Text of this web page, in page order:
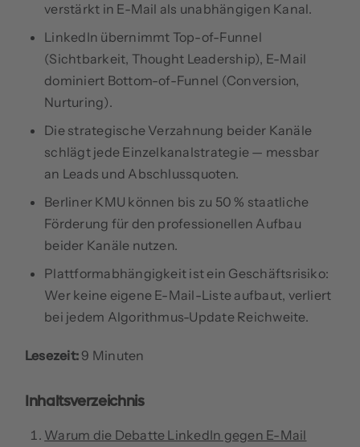
verstärkt in E-Mail als unabhängigen Kanal.
LinkedIn übernimmt Top-of-Funnel
(Sichtbarkeit, Thought Leadership), E-Mail
dominiert Bottom-of-Funnel (Conversion,
Nurturing).
Die strategische Verzahnung beider Kanäle
schlägt jede Einzelkanalstrategie — messbar
an Leads und Abschlussquoten.
Berliner KMU können bis zu 50 % staatliche
Förderung für den professionellen Aufbau
beider Kanäle nutzen.
Plattformabhängigkeit ist ein Geschäftsrisiko:
Wer keine eigene E-Mail-Liste aufbaut, verliert
bei jedem Algorithmus-Update Reichweite.
Lesezeit: 9 Minuten
Inhaltsverzeichnis
Warum die Debatte LinkedIn gegen E-Mail